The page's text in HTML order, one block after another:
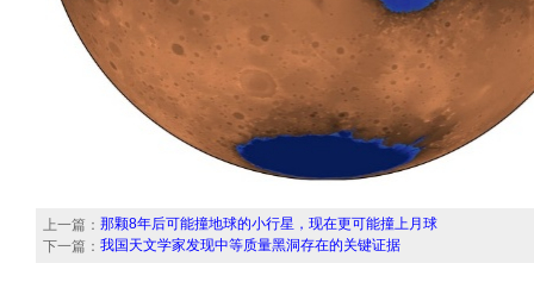
上一篇： 那颗8年后可能撞地球的小行星，现在更可能撞上月球
下一篇： 我国天文学家发现中等质量黑洞存在的关键证据